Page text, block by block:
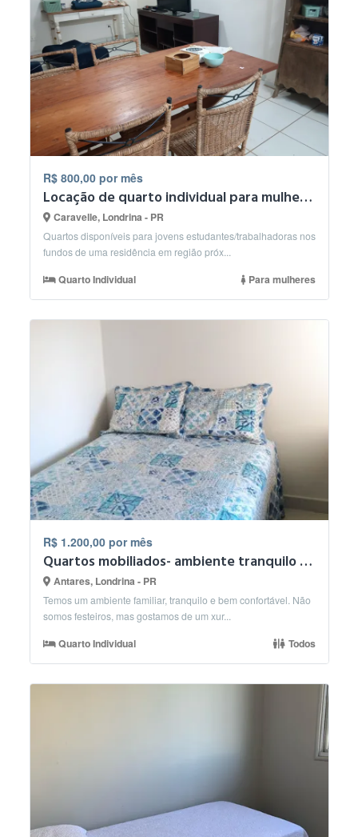
R$ 800,00 por mês
Locação de quarto individual para mulheres
Caravelle, Londrina - PR
Quartos disponíveis para jovens estudantes/trabalhadoras nos
fundos de uma residência em região próx...
Quarto Individual Para mulheres
R$ 1.200,00 por mês
Quartos mobiliados- ambiente tranquilo Londrina
Antares, Londrina - PR
Temos um ambiente familiar, tranquilo e bem confortável. Não
somos festeiros, mas gostamos de um xur...
Quarto Individual Todos